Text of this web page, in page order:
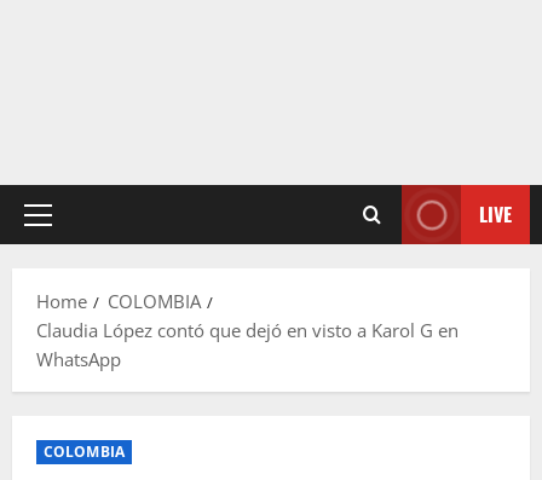
Primary
LIVE
Home
COLOMBIA
Claudia López contó que dejó en visto a Karol G en
WhatsApp
COLOMBIA